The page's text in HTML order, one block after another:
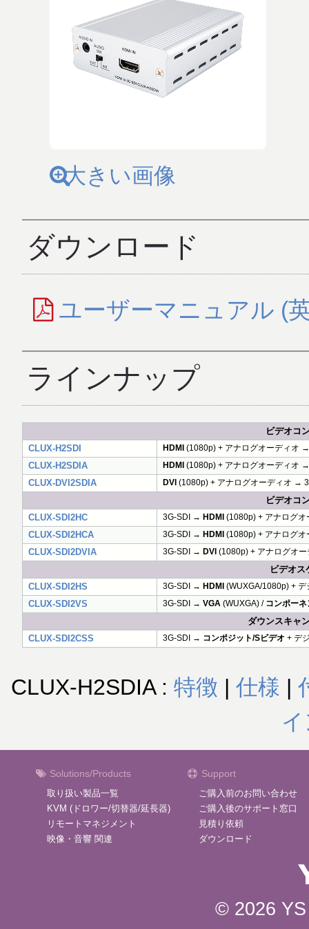
大きい画像
ダウンロード
ユーザーマニュアル (
ラインナップ
ビデオコ
CLUX-H2SDI
HDMI (1080p) + アナログオーディオ
CLUX-H2SDIA HDMI (1080p) + アナログオーディオ
CLUX-DVI2SDIA DVI (1080p) + アナログオーディオ →
ビデオコ
CLUX-SDI2HC
3G-SDI → HDMI (1080p) + アナログ
CLUX-SDI2HCA 3G-SDI → HDMI (1080p) + アナログオ
CLUX-SDI2DVIA 3G-SDI → DVI (1080p) + アナログオー
ビデオス
CLUX-SDI2HS
3G-SDI → HDMI (WUXGA/1080p) +
CLUX-SDI2VS 3G-SDI → VGA (WUXGA) / コンポーネ
ダウンスキャ
CLUX-SDI2CSS
3G-SDI → コンポジット/Sビデオ + デ
CLUX-H2SDIA : 特徴 | 仕様 |
Solutions/Products
取り扱い製品一覧
KVM (ドロワー/切替器/延長器)
リモートマネジメント
映像・音響 関連
Support
ご購入前のお問い合わせ
ご購入後のサポート窓口
見積り依頼
ダウンロード
© 2026